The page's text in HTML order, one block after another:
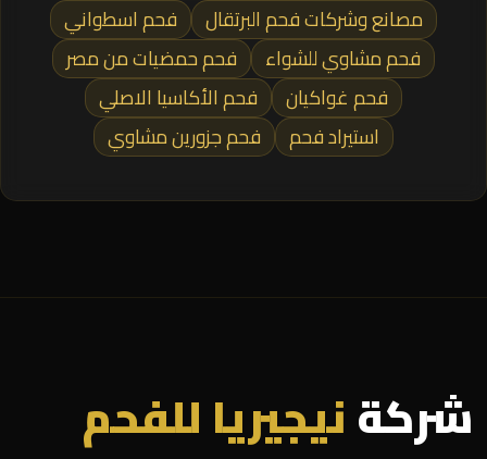
مصانع وشركات فحم البرتقال
فحم اسطواني
فحم مشاوي للشواء
فحم حمضيات من مصر
فحم غواكيان
فحم الأكاسيا الاصلي
استيراد فحم
فحم جزورين مشاوي
شركةنيجيريا للفحم